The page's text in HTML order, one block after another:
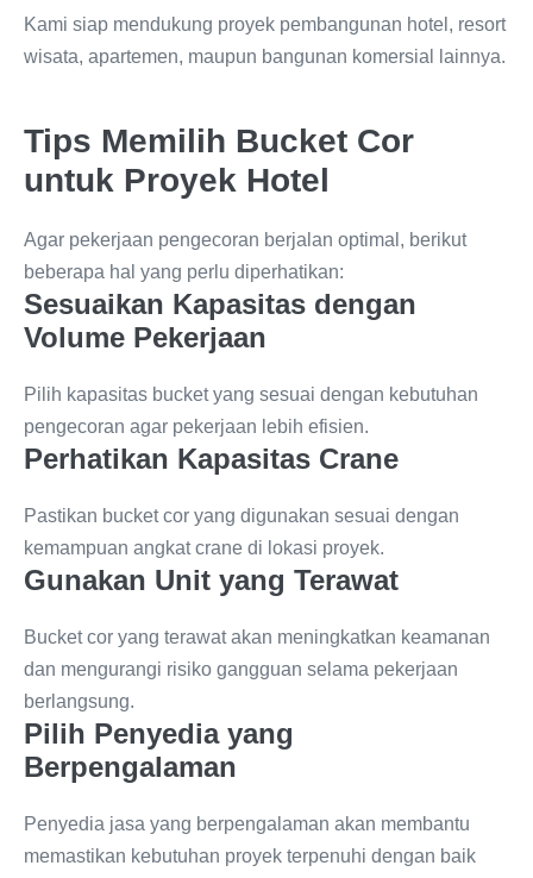
Kami siap mendukung proyek pembangunan hotel, resort
wisata, apartemen, maupun bangunan komersial lainnya.
Tips Memilih Bucket Cor
untuk Proyek Hotel
Agar pekerjaan pengecoran berjalan optimal, berikut
beberapa hal yang perlu diperhatikan:
Sesuaikan Kapasitas dengan
Volume Pekerjaan
Pilih kapasitas bucket yang sesuai dengan kebutuhan
pengecoran agar pekerjaan lebih efisien.
Perhatikan Kapasitas Crane
Pastikan bucket cor yang digunakan sesuai dengan
kemampuan angkat crane di lokasi proyek.
Gunakan Unit yang Terawat
Bucket cor yang terawat akan meningkatkan keamanan
dan mengurangi risiko gangguan selama pekerjaan
berlangsung.
Pilih Penyedia yang
Berpengalaman
Penyedia jasa yang berpengalaman akan membantu
memastikan kebutuhan proyek terpenuhi dengan baik